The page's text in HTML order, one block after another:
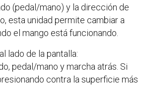
(pedal/mano) y la dirección de
esta unidad permite cambiar a
el mango está funcionando.
lado de la pantalla:
pedal/mano y marcha atrás. Si
contra la superficie más